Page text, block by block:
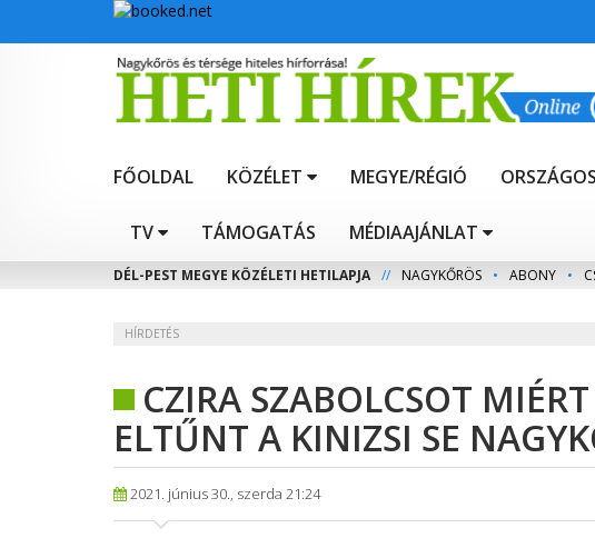
FŐOLDAL KÖZÉLET MEGYE/RÉGIÓ ORSZÁGOS
TV TÁMOGATÁS MÉDIAAJÁNLAT
DÉL-PEST MEGYE KÖZÉLETI HETILAPJA // NAGYKŐRÖS • ABONY •
HÍRDETÉS
CZIRA SZABOLCSOT
ELTŰNT A KINIZSI SE
2021. június 30., szerda 21:24